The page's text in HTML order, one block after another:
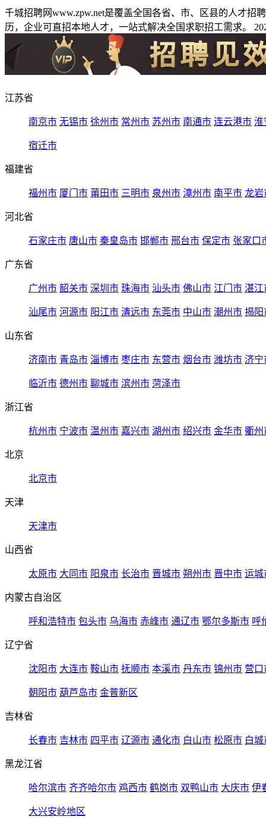
千城招聘网www.zpw.net是覆盖全国各省、市、区县的人才
历，企业可直招本地人才，一站式解决全国求职招工需求。
江苏省
南京市 无锡市 徐州市 常州市 苏州市 南通市 连云港市 淮
宿迁市
福建省
福州市 厦门市 莆田市 三明市 泉州市 漳州市 南平市 龙岩
河北省
石家庄市 唐山市 秦皇岛市 邯郸市 邢台市 保定市 张家口
广东省
广州市 韶关市 深圳市 珠海市 汕头市 佛山市 江门市 湛江
汕尾市 河源市 阳江市 清远市 东莞市 中山市 潮州市 揭阳
山东省
济南市 青岛市 淄博市 枣庄市 东营市 烟台市 潍坊市 济宁
临沂市 德州市 聊城市 滨州市 菏泽市
浙江省
杭州市 宁波市 温州市 嘉兴市 湖州市 绍兴市 金华市 衢州
北京
北京市
天津
天津市
山西省
太原市 大同市 阳泉市 长治市 晋城市 朔州市 晋中市 运城
内蒙古自治区
呼和浩特市 包头市 乌海市 赤峰市 通辽市 鄂尔多斯市 呼
辽宁省
沈阳市 大连市 鞍山市 抚顺市 本溪市 丹东市 锦州市 营口
朝阳市 葫芦岛市 金普新区
吉林省
长春市 吉林市 四平市 辽源市 通化市 白山市 松原市 白城
黑龙江省
哈尔滨市 齐齐哈尔市 鸡西市 鹤岗市 双鸭山市 大庆市 伊
大兴安岭地区